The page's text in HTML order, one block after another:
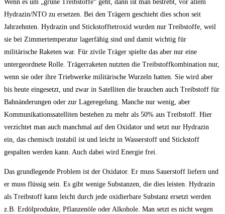
Wenn es um „grüne Treibstoffe“ geht, dann ist man bestrebt, vor allem
Hydrazin/NTO zu ersetzen. Bei den Trägern geschieht dies schon seit
Jahrzehnten. Hydrazin und Stickstofftetroxid wurden nur Treibstoffe, weil
sie bei Zimmertemperatur lagerfähig sind und damit wichtig für
militärische Raketen war. Für zivile Träger spielte das aber nur eine
untergeordnete Rolle. Trägerraketen nutzten die Treibstoffkombination nur,
wenn sie oder ihre Triebwerke militärische Wurzeln hatten. Sie wird aber
bis heute eingesetzt, und zwar in Satelliten die brauchen auch Treibstoff für
Bahnänderungen oder zur Lageregelung. Manche nur wenig, aber
Kommunikationssatelliten bestehen zu mehr als 50% aus Treibstoff. Hier
verzichtet man auch manchmal auf den Oxidator und setzt nur Hydrazin
ein, das chemisch instabil ist und leicht in Wasserstoff und Stickstoff
gespalten werden kann. Auch dabei wird Energie frei.
Das grundlegende Problem ist der Oxidator. Er muss Sauerstoff liefern und
er muss flüssig sein. Es gibt wenige Substanzen, die dies leisten. Hydrazin
als Treibstoff kann leicht durch jede oxidierbare Substanz ersetzt werden
z.B. Erdölprodukte, Pflanzenöle oder Alkohole. Man setzt es nicht wegen